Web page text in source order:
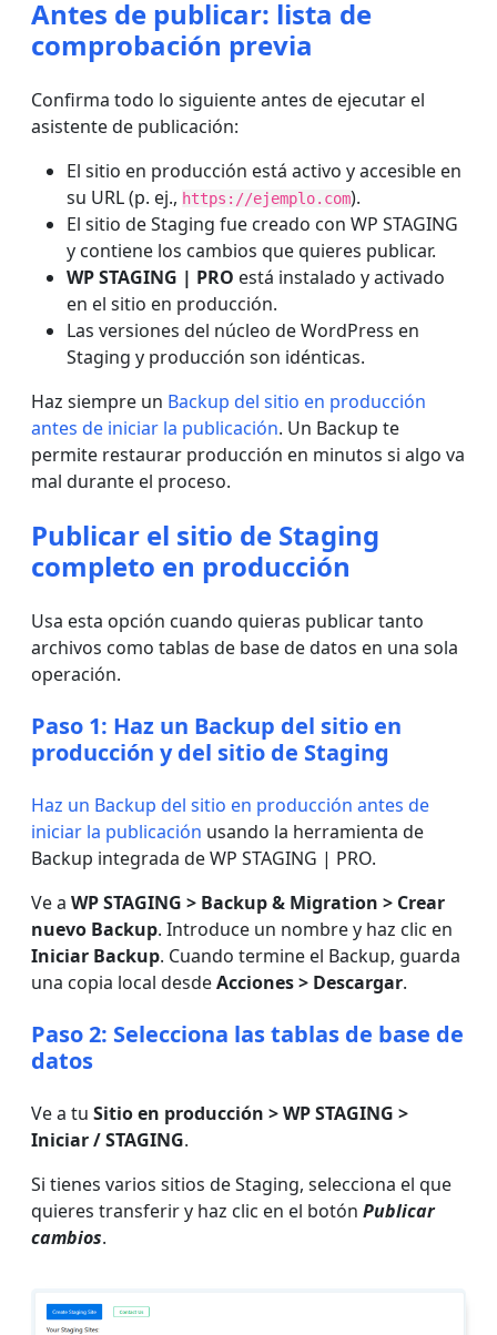
Antes de publicar: lista de
comprobación previa
Confirma todo lo siguiente antes de ejecutar el
asistente de publicación:
El sitio en producción está activo y accesible en
su URL (p. ej., https://ejemplo.com).
El sitio de Staging fue creado con WP STAGING
y contiene los cambios que quieres publicar.
WP STAGING | PRO está instalado y activado
en el sitio en producción.
Las versiones del núcleo de WordPress en
Staging y producción son idénticas.
Haz siempre un Backup del sitio en producción
antes de iniciar la publicación. Un Backup te
permite restaurar producción en minutos si algo va
mal durante el proceso.
Publicar el sitio de Staging
completo en producción
Usa esta opción cuando quieras publicar tanto
archivos como tablas de base de datos en una sola
operación.
Paso 1: Haz un Backup del sitio en
producción y del sitio de Staging
Haz un Backup del sitio en producción antes de
iniciar la publicación usando la herramienta de
Backup integrada de WP STAGING | PRO.
Ve a WP STAGING > Backup & Migration > Crear
nuevo Backup. Introduce un nombre y haz clic en
Iniciar Backup. Cuando termine el Backup, guarda
una copia local desdeAcciones > Descargar.
Paso 2: Selecciona las tablas de base de
datos
Ve a tu Sitio en producción > WP STAGING >
Iniciar / STAGING.
Si tienes varios sitios de Staging, selecciona el que
quieres transferir y haz clic en el botón Publicar
cambios.